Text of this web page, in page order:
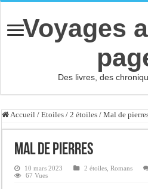
Voyages
Des livres, des
Accueil / Etoiles / 2 étoiles / Mal de
Mal de pierres
10 mars 2023 2 étoiles ,Romans
67 Vues